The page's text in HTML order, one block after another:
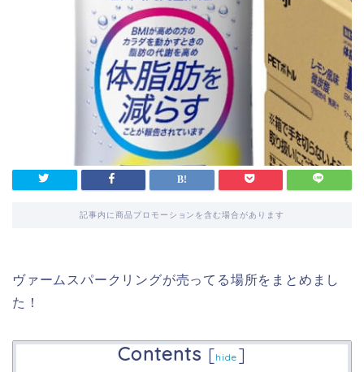
記事内に商品プロモーションを含む場合があります
ヴァームスパークリングが売ってる場所をまとめまし
た！
Contents [hide ]